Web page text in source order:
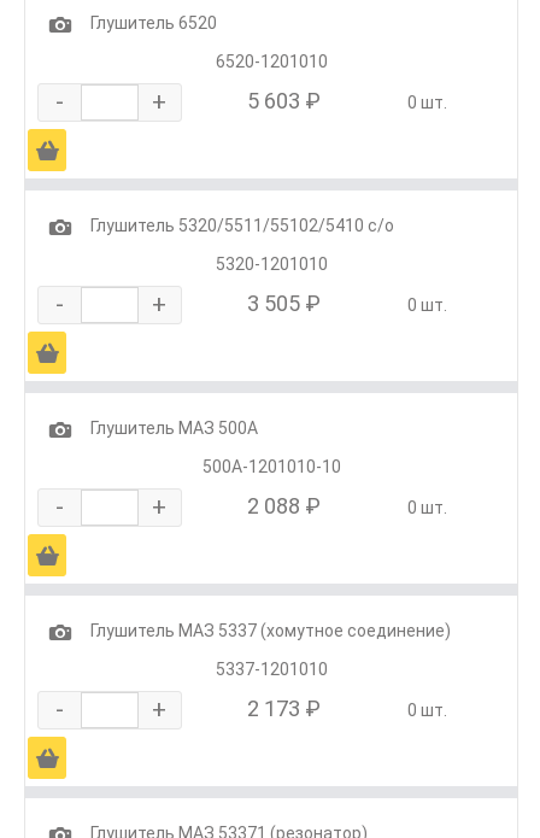
1
Глушитель 6520
6520-1201010
- + 5 603 ₽ 0 шт.
Ä
1
Глушитель 5320/5511/55102/5410 с/о
5320-1201010
- + 3 505 ₽ 0 шт.
Ä
1
Глушитель МАЗ 500А
500А-1201010-10
- + 2 088 ₽ 0 шт.
Ä
1
Глушитель МАЗ 5337 (хомутное соединение)
5337-1201010
- + 2 173 ₽ 0 шт.
Ä
Глушитель МАЗ 53371 (резонатор)